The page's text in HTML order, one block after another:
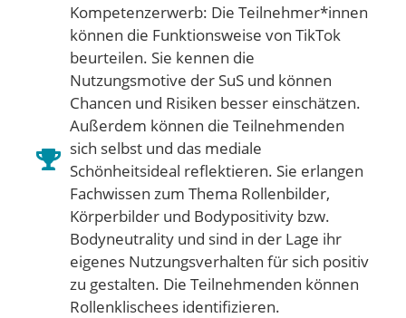
Kompetenzerwerb: Die Teilnehmer*innen
können die Funktionsweise von TikTok
beurteilen. Sie kennen die
Nutzungsmotive der SuS und können
Chancen und Risiken besser einschätzen.
Außerdem können die Teilnehmenden
sich selbst und das mediale
Schönheitsideal reflektieren. Sie erlangen
Fachwissen zum Thema Rollenbilder,
Körperbilder und Bodypositivity bzw.
Bodyneutrality und sind in der Lage ihr
eigenes Nutzungsverhalten für sich positiv
zu gestalten. Die Teilnehmenden können
Rollenklischees identifizieren.